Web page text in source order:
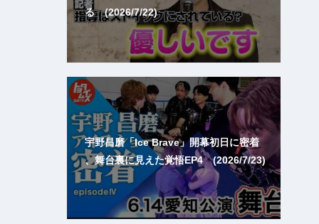
る (2026/7/22)
宇野昌磨「Ice Brave」開幕初日に密着
、舞台裏に見えた覚悟EP4 (2026/7/23)